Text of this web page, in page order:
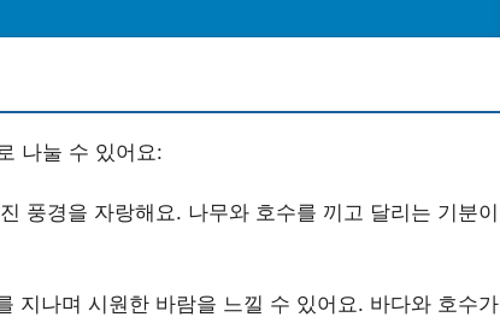
나눌 수 있어요:
풍경을 자랑해요. 나무와 호수를 끼고 달리는 기분이
지나며 시원한 바람을 느낄 수 있어요. 바다와 호수가